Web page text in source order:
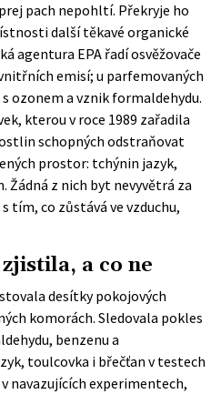
pach nepohltí. Překryje ho
další těkavé organické
agentura EPA řadí osvěžovače
emisí; u parfemovaných
ozonem a vznik formaldehydu.
kterou v roce 1989 zařadila
schopných odstraňovat
prostor: tchýnin jazyk,
Žádná z nich byt nevyvětrá za
tím, co zůstává ve vzduchu,
a co ne
desítky pokojových
komorách. Sledovala pokles
benzenu a
toulcovka i břečťan v testech
navazujících experimentech,